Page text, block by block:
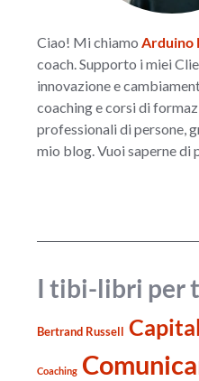
Ciao! Mi chiamo Arduino
coach. Supporto i miei
innovazione e
coaching e corsi di
professionali di persone,
mio blog. Vuoi saperne di
I tibi-libri per
Bertrand Russell
Coaching